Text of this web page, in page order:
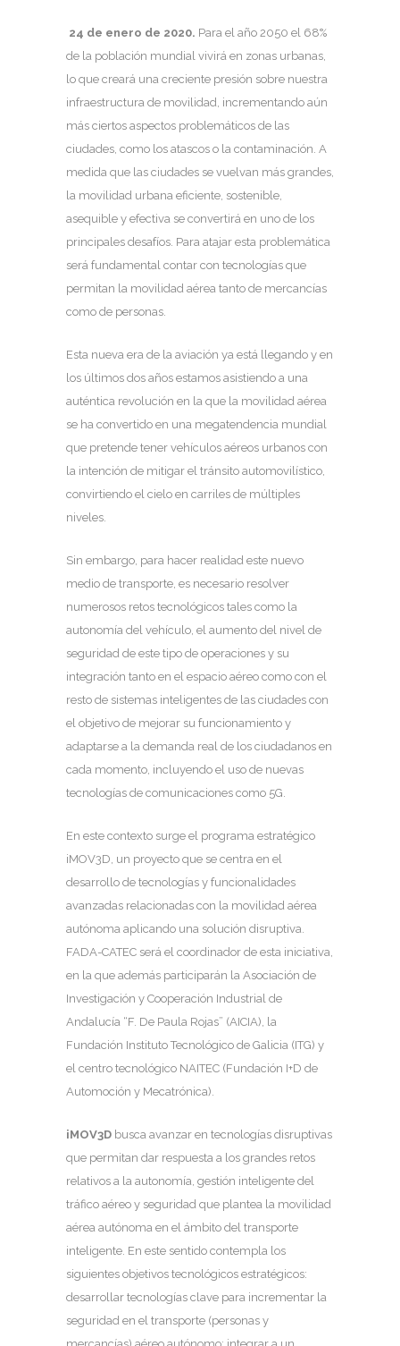
24 de enero de 2020. Para el año 2050 el 68%
de la población mundial vivirá en zonas urbanas,
lo que creará una creciente presión sobre nuestra
infraestructura de movilidad, incrementando aún
más ciertos aspectos problemáticos de las
ciudades, como los atascos o la contaminación. A
medida que las ciudades se vuelvan más grandes,
la movilidad urbana eficiente, sostenible,
asequible y efectiva se convertirá en uno de los
principales desafíos. Para atajar esta problemática
será fundamental contar con tecnologías que
permitan la movilidad aérea tanto de mercancías
como de personas.
Esta nueva era de la aviación ya está llegando y en
los últimos dos años estamos asistiendo a una
auténtica revolución en la que la movilidad aérea
se ha convertido en una megatendencia mundial
que pretende tener vehículos aéreos urbanos con
la intención de mitigar el tránsito automovilístico,
convirtiendo el cielo en carriles de múltiples
niveles.
Sin embargo, para hacer realidad este nuevo
medio de transporte, es necesario resolver
numerosos retos tecnológicos tales como la
autonomía del vehículo, el aumento del nivel de
seguridad de este tipo de operaciones y su
integración tanto en el espacio aéreo como con el
resto de sistemas inteligentes de las ciudades con
el objetivo de mejorar su funcionamiento y
adaptarse a la demanda real de los ciudadanos en
cada momento, incluyendo el uso de nuevas
tecnologías de comunicaciones como 5G.
En este contexto surge el programa estratégico
iMOV3D, un proyecto que se centra en el
desarrollo de tecnologías y funcionalidades
avanzadas relacionadas con la movilidad aérea
autónoma aplicando una solución disruptiva.
FADA-CATEC será el coordinador de esta iniciativa,
en la que además participarán la Asociación de
Investigación y Cooperación Industrial de
Andalucía “F. De Paula Rojas” (AICIA), la
Fundación Instituto Tecnológico de Galicia (ITG) y
el centro tecnológico NAITEC (Fundación I+D de
Automoción y Mecatrónica).
iMOV3D busca avanzar en tecnologías disruptivas
que permitan dar respuesta a los grandes retos
relativos a la autonomía, gestión inteligente del
tráfico aéreo y seguridad que plantea la movilidad
aérea autónoma en el ámbito del transporte
inteligente. En este sentido contempla los
siguientes objetivos tecnológicos estratégicos:
desarrollar tecnologías clave para incrementar la
seguridad en el transporte (personas y